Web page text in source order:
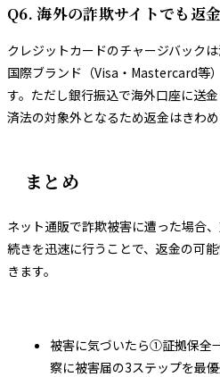
Q6. 海外の詐欺サイトでも返
クレジットカードのチャージバック
国際ブランド（Visa・Mastercard等
す。ただし銀行振込で海外口座に送
済法の対象外となるため返金はきわめ
まとめ
ネット通販で詐欺被害に遭った場合
続きを迅速に行うことで、返金の可
きます。
被害に気づいたら①証拠保
察に被害届の3ステップを最